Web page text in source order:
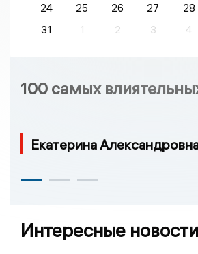
24
25 26 27 28
31
1 2 3 4
100 самых
Екатерина
Интересные новости